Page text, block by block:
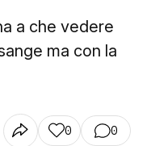
a che vedere
ma con la
0 0